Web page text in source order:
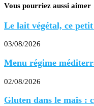
Vous pourriez aussi aimer
Le lait végétal, ce
03/08/2026
Menu régime
02/08/2026
Gluten dans le maïs :